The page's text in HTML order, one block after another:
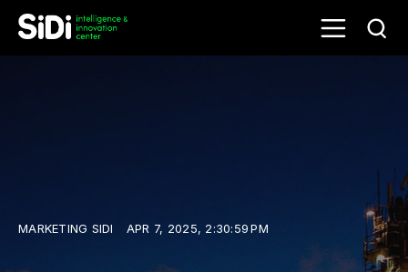
MARKETING SIDI APR 7, 2025, 2:30:59 PM